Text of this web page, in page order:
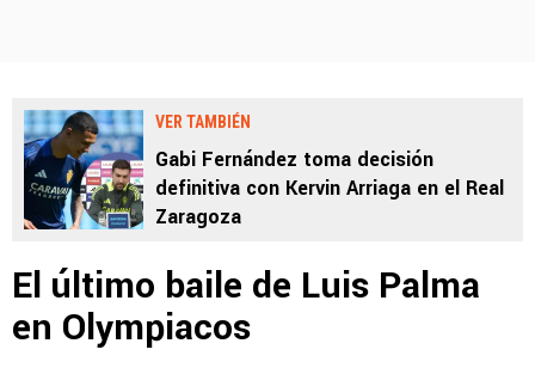
VER TAMBIÉN
Gabi Fernández toma decisión
definitiva con Kervin Arriaga en el Real
Zaragoza
El último baile de Luis Palma
en Olympiacos